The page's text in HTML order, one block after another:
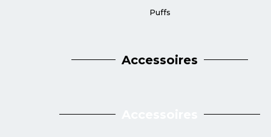
Puffs
Accessoires